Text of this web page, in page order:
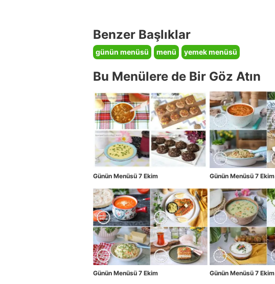
Benzer Başlıklar
günün menüsü menü yemek menüsü
Bu Menülere de Bir Göz Atın
Günün Menüsü 7 Ekim Günün Menüsü 7 Ekim
Günün Menüsü 7 Ekim Günün Menüsü 7 Ekim